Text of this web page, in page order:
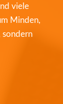
viele
Minden,
sondern